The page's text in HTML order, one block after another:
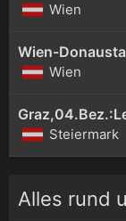
Wien
Wien-
Wien
Steiermark
Alles rund